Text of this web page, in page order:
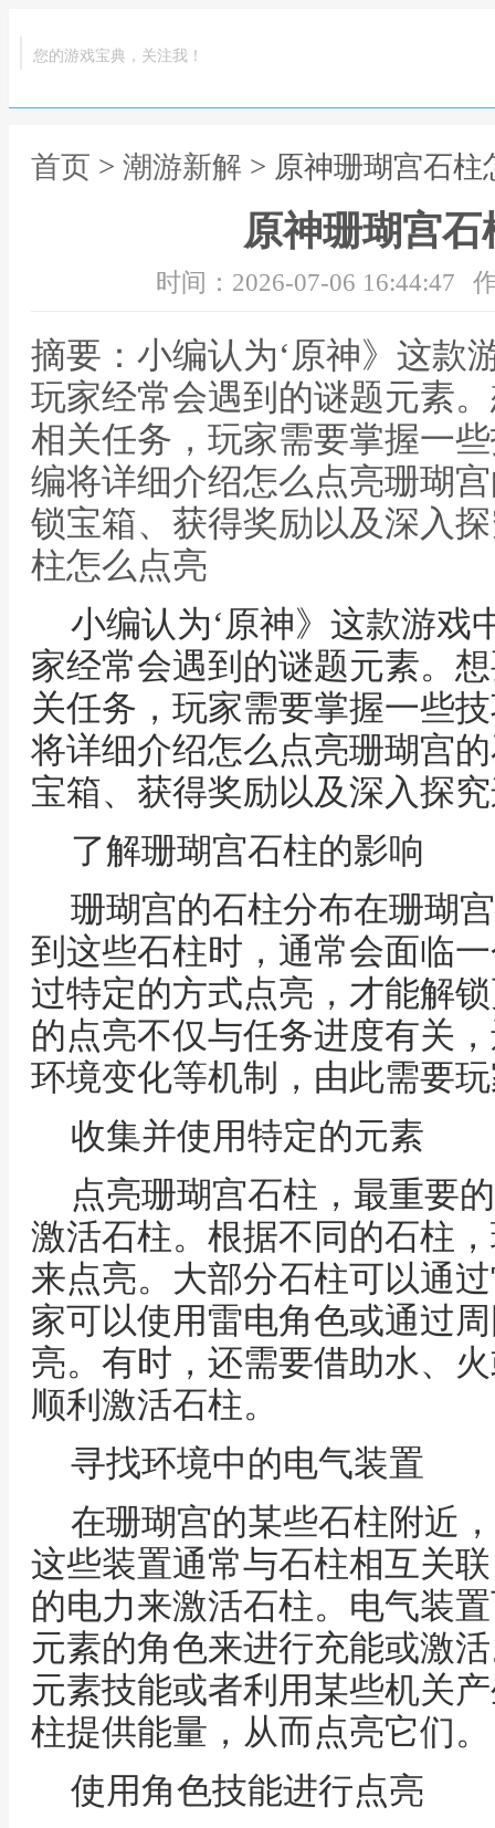
您的游戏宝典，关注我！
首页 > 潮游新解 > 原神珊瑚宫石柱
原神珊瑚宫
时间：2026-07-06 16:44:47
摘要：小编认为‘原神》这款
玩家经常会遇到的谜题元素
相关任务，玩家需要掌握一
编将详细介绍怎么点亮珊瑚
锁宝箱、获得奖励以及深入
柱怎么点亮
小编认为‘原神》这款游戏
家经常会遇到的谜题元素。
关任务，玩家需要掌握一些
将详细介绍怎么点亮珊瑚宫
宝箱、获得奖励以及深入探
了解珊瑚宫石柱的影响
珊瑚宫的石柱分布在珊瑚
到这些石柱时，通常会面临
过特定的方式点亮，才能解
的点亮不仅与任务进度有关
环境变化等机制，由此需要
收集并使用特定的元素
点亮珊瑚宫石柱，最重要
激活石柱。根据不同的石柱
来点亮。大部分石柱可以通
家可以使用雷电角色或通过
亮。有时，还需要借助水、
顺利激活石柱。
寻找环境中的电气装置
在珊瑚宫的某些石柱附近
这些装置通常与石柱相互关
的电力来激活石柱。电气装
元素的角色来进行充能或激
元素技能或者利用某些机关
柱提供能量，从而点亮它们。
使用角色技能进行点亮